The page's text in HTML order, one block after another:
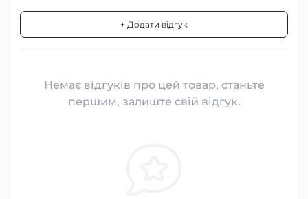
+ Додати відгук
Немає відгуків про цей товар, станьте
першим, залиште свій відгук.